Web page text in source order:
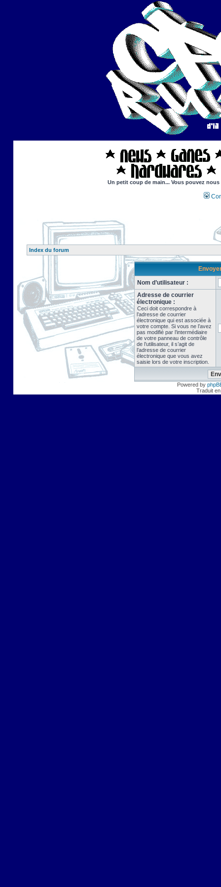
Un petit coup de main... Vous pouvez
Index du forum
Nom d’utilisateur :
Adresse de courrier
électronique :
Ceci doit correspondre à
l’adresse de courrier
électronique qui est associée à
votre compte. Si vous ne l’avez
pas modifié par l’intermédiaire
de votre panneau de contrôle
de l’utilisateur, il s’agit de
l’adresse de courrier
électronique que vous avez
saisie lors de votre inscription.
Powered by
Traduit